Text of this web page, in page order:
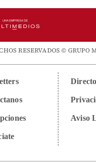
RESERVADOS © GRUPO
Aviso